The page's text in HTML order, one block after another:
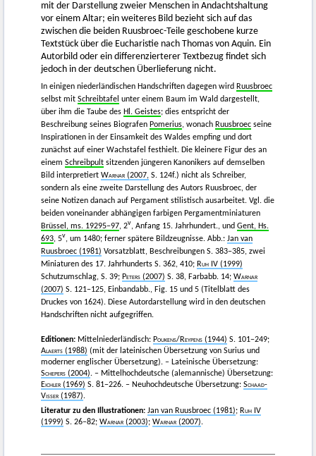
mit der Darstellung zweier Menschen in Andachtshaltung
vor einem Altar; ein weiteres Bild bezieht sich auf das
zwischen die beiden Ruusbroec-Teile geschobene kurze
Textstück über die Eucharistie nach Thomas von Aquin. Ein
Autorbild oder ein differenzierterer Textbezug findet sich
jedoch in der deutschen Überlieferung nicht.
In einigen niederländischen Handschriften dagegen wird Ruusbroec
selbst mit Schreibtafel unter einem Baum im Wald dargestellt,
über ihm die Taube des Hl. Geistes; dies entspricht der
Beschreibung seines Biografen Pomerius, wonach Ruusbroec seine
Inspirationen in der Einsamkeit des Waldes empfing und dort
zunächst auf einer Wachstafel festhielt. Die kleinere Figur des an
einem Schreibpult sitzenden jüngeren Kanonikers auf demselben
Bild interpretiert Warnar (2007, S. 124f.) nicht als Schreiber,
sondern als eine zweite Darstellung des Autors Ruusbroec, der
seine Notizen danach auf Pergament stilistisch ausarbeitet. Vgl. die
beiden voneinander abhängigen farbigen Pergamentminiaturen
Brüssel, ms. 19295−97, 2v, Anfang 15. Jahrhundert., und Gent, Hs.
693, 5v, um 1480; ferner spätere Bildzeugnisse. Abb.: Jan van
Ruusbroec (1981) Vorsatzblatt, Beschreibungen S. 383−385, zwei
Miniaturen des 17. Jahrhunderts S. 362, 410; Ruh IV (1999)
Schutzumschlag, S. 39; Peters (2007) S. 38, Farbabb. 14; Warnar
(2007) S. 121−125, Einbandabb., Fig. 15 und 5 (Titelblatt des
Druckes von 1624). Diese Autordarstellung wird in den deutschen
Handschriften nicht aufgegriffen.
Editionen: Mittelniederländisch: Poukens/ Reypens (1944) S. 101−249;
Alaerts (1988) (mit der lateinischen Übersetzung von Surius und
moderner englischer Übersetzung). – Lateinische Übersetzung:
Schepers (2004). – Mittelhochdeutsche (alemannische) Übersetzung:
Eichler (1969) S. 81−226. – Neuhochdeutsche Übersetzung: Schaad-
Visser (1987).
Literatur zu den Illustrationen: Jan van Ruusbroec (1981); Ruh IV
(1999) S. 26–82; Warnar (2003); Warnar (2007).